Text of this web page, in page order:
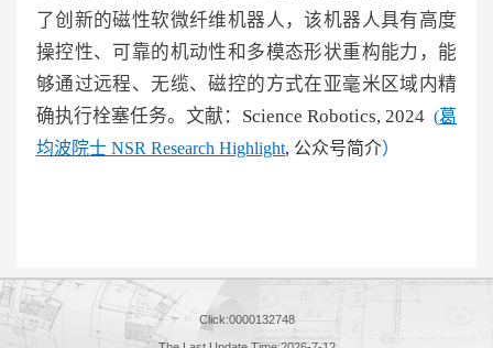
了创新的磁性软微纤维机器人，该机器人具有高度
操控性、可靠的机动性和多模态形状重构能力，能
够通过远程、无缆、磁控的方式在亚毫米区域内精
确执行栓塞任务。 文献： Science Robotics,2024 (葛
均波院士 NSR Research Highlight, 公众号简介）
Click:0000132748